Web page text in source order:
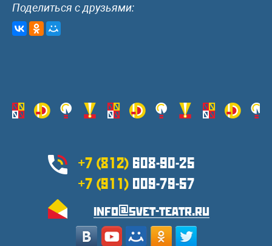
Поделиться с друзьями:
+7 (812) 608-90-25
+7 (911) 009-79-57
info@svet-teatr.ru